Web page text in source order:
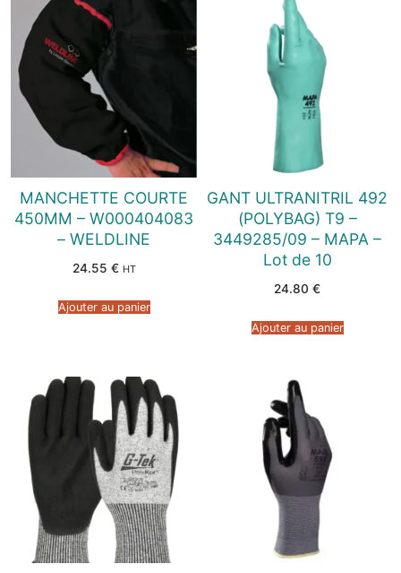
MANCHETTE COURTE
450MM – W000404083
– WELDLINE
24.55 € HT
Ajouter au panier
GANT ULTRANITRIL 492
(POLYBAG) T9 –
3449285/09 – MAPA –
Lot de 10
24.80 €
Ajouter au panier